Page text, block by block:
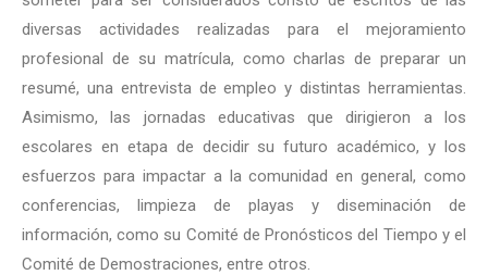
diversas actividades realizadas para el mejoramiento
profesional de su matrícula, como charlas de preparar un
resumé, una entrevista de empleo y distintas herramientas.
Asimismo, las jornadas educativas que dirigieron a los
escolares en etapa de decidir su futuro académico, y los
esfuerzos para impactar a la comunidad en general, como
conferencias, limpieza de playas y diseminación de
información, como su Comité de Pronósticos del Tiempo y el
Comité de Demostraciones, entre otros.